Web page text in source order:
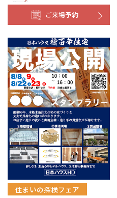
ご来場予約
住まいの探検フェア